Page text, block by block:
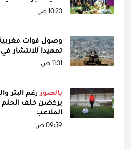
10:23 ص
وصول قوات مغربية
تمهيداً للانتشار
11:31 ص
بالصور رغم البتر
يركضن خلف الحلم
الملاعب
09:59 ص